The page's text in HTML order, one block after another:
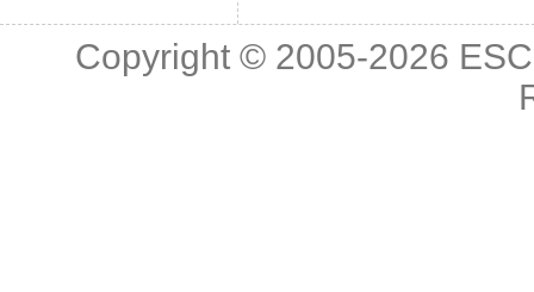
Copyright © 2005-2026